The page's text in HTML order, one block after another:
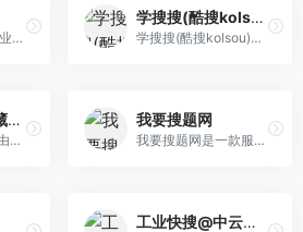
行业搜索，机电行业搜索平台，机电行业垂直搜索引擎，机电之家提供机电市场行情及机电产品交易信息，包括机电产品数据库，机电供求信息，REACH服务，机电搜索， 机电资讯，机电会展，机电人才等栏目。
学搜搜(酷搜kolsou)
学搜搜(酷搜kolsou)是一个专注百度云资源搜索引擎网站,各类网盘资源免费下载,提供设计素材及源码和java、python、人工智能、大数据、web前端、考研等视频教程百 度网盘下载.
YongZin云藏|藏文搜索引擎
云藏(ཡོངས་འཛིན)是由海南藏族自治州藏文信息技能研讨中间担任研发的全世界首个藏文搜刮引擎，是青海省多数平易近族奇迹“十二五”计划里的“藏文信息化建立”名目之 一。
我要搜题网
我要搜题网是一款服务于职业考证的考试搜题软件,拥有几千万不同考试医学考试题库和执业医师试题库,通过章节练习,模拟试题,历年真题等练习来让不同的用户学习和巩固知识,使他们能够通过考试和学习,获得相应的成就。
工业快搜@中云数据